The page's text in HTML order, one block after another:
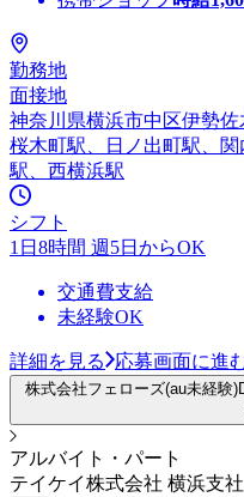
勤務地
面接地
神奈川県横浜市中区伊勢佐
桜木町駅、日ノ出町駅、
駅、西横浜駅
シフト
1日8時間 週5日からOK
交通費支給
未経験OK
詳細を見る 応募画面に進
株式会社フェローズ(au未経験
アルバイト・パート
テイケイ株式会社 横浜支